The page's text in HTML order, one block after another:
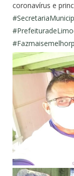
coronavírus e
#
#
#